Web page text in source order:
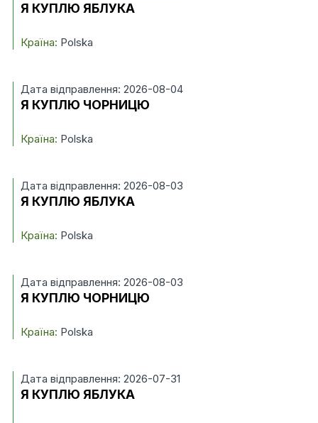
Я КУПЛЮ ЯБЛУКА
Країна: Polska
Дата відправлення: 2026-08-04
Я КУПЛЮ ЧОРНИЦЮ
Країна: Polska
Дата відправлення: 2026-08-03
Я КУПЛЮ ЯБЛУКА
Країна: Polska
Дата відправлення: 2026-08-03
Я КУПЛЮ ЧОРНИЦЮ
Країна: Polska
Дата відправлення: 2026-07-31
Я КУПЛЮ ЯБЛУКА